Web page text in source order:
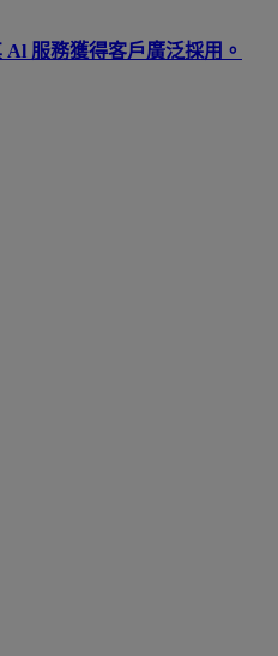
服務獲得客戶廣泛採用。